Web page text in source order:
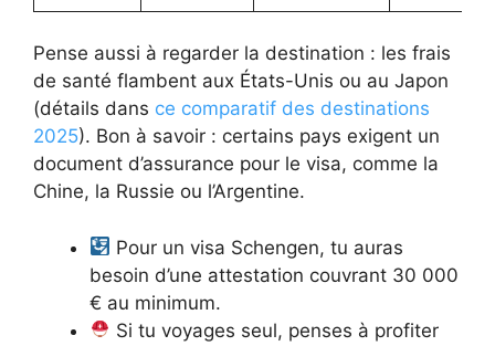
Pense aussi à regarder la destination : les frais
de santé flambent aux États-Unis ou au Japon
(détails dans ce comparatif des destinations
2025). Bon à savoir : certains pays exigent un
document d’assurance pour le visa, comme la
Chine, la Russie ou l’Argentine.
Pour un visa Schengen, tu auras
besoin d’une attestation couvrant 30 000
€ au minimum.
Si tu voyages seul, penses à profiter